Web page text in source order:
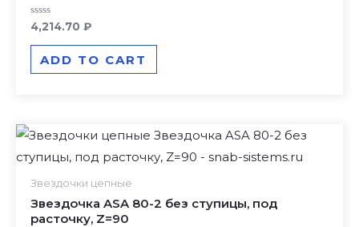
Rated
out
4,214.70 ₽
ADD TO CART
Звездочки цепные
Звездочка ASA 80-2 без ступицы, под
расточку, Z=90